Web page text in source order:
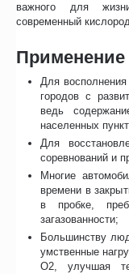
важного для
современный
Применение
Для
городов с
ведь
населенных
Для
соревнований и
Многие
времени в
в пробке,
загазованности;
Большинству
умственные
О2, улучшая